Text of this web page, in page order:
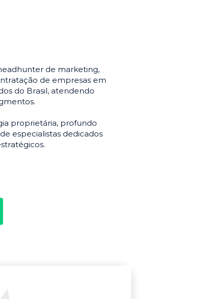
de marketing,
de empresas em
do Brasil, atendendo
proprietária, profundo
especialistas dedicados